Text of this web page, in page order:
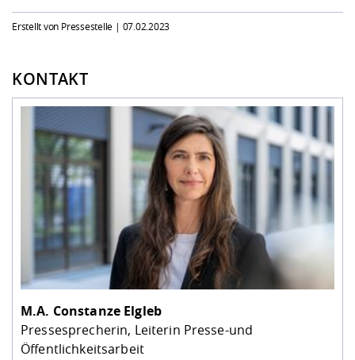
Erstellt von Pressestelle | 07.02.2023
KONTAKT
M.A. Constanze Elgleb
Pressesprecherin, Leiterin Presse-und
Öffentlichkeitsarbeit